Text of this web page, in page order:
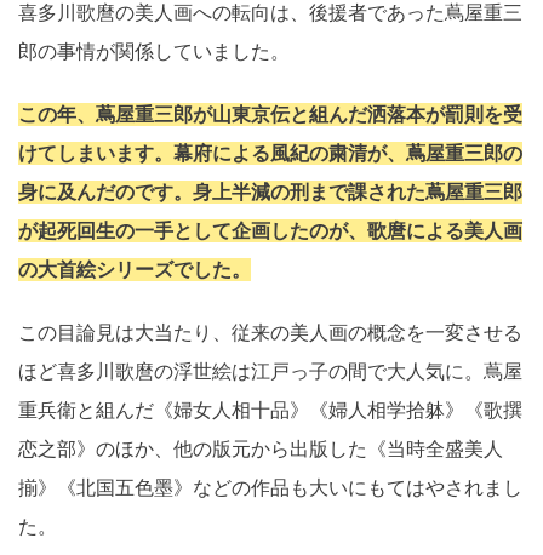
喜多川歌麿の美人画への転向は、後援者であった蔦屋重三
郎の事情が関係していました。
この年、蔦屋重三郎が山東京伝と組んだ洒落本が罰則を受
けてしまいます。幕府による風紀の粛清が、蔦屋重三郎の
身に及んだのです。身上半減の刑まで課された蔦屋重三郎
が起死回生の一手として企画したのが、歌麿による美人画
の大首絵シリーズでした。
この目論見は大当たり、従来の美人画の概念を一変させる
ほど喜多川歌麿の浮世絵は江戸っ子の間で大人気に。蔦屋
重兵衛と組んだ《婦女人相十品》《婦人相学拾躰》《歌撰
恋之部》のほか、他の版元から出版した《当時全盛美人
揃》《北国五色墨》などの作品も大いにもてはやされまし
た。